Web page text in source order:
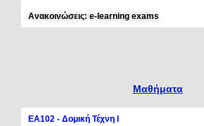
Ανακοινώσεις: e-learning exams
Μαθήματα
ΕΑ102 - Δομική Τέχνη Ι